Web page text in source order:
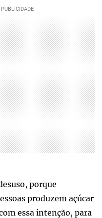
porque
produzem açúcar
essa intenção, para